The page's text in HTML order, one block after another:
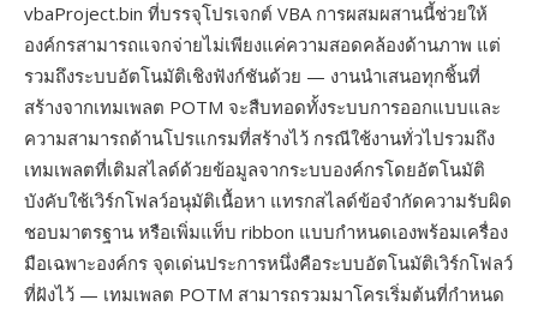
vbaProject.bin ที่บรรจุโปรเจกต์ VBA การผสมผสานนี้ช่วยให้
องค์กรสามารถแจกจ่ายไม่เพียงแค่ความสอดคล้องด้านภาพ แต่
รวมถึงระบบอัตโนมัติเชิงฟังก์ชันด้วย — งานนำเสนอทุกชิ้นที่
สร้างจากเทมเพลต POTM จะสืบทอดทั้งระบบการออกแบบและ
ความสามารถด้านโปรแกรมที่สร้างไว้ กรณีใช้งานทั่วไปรวมถึง
เทมเพลตที่เติมสไลด์ด้วยข้อมูลจากระบบองค์กรโดยอัตโนมัติ
บังคับใช้เวิร์กโฟลว์อนุมัติเนื้อหา แทรกสไลด์ข้อจำกัดความรับผิด
ชอบมาตรฐาน หรือเพิ่มแท็บ ribbon แบบกำหนดเองพร้อมเครื่อง
มือเฉพาะองค์กร จุดเด่นประการหนึ่งคือระบบอัตโนมัติเวิร์กโฟลว์
ที่ฝังไว้ — เทมเพลต POTM สามารถรวมมาโครเริ่มต้นที่กำหนด